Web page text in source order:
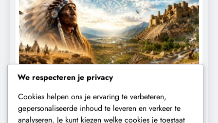
MACHT
We respecteren je privacy
Cookies helpen ons je ervaring te verbeteren,
gepersonaliseerde inhoud te leveren en verkeer te
analyseren. Je kunt kiezen welke cookies je toestaat